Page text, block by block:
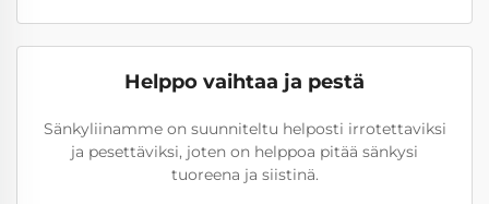
Helppo vaihtaa ja pestä
Sänkyliinamme on suunniteltu helposti irrotettaviksi
ja pesettäviksi, joten on helppoa pitää sänkysi
tuoreena ja siistinä.